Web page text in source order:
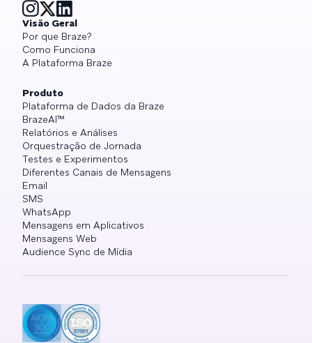
Visão Geral
Por que Braze?
Como Funciona
A Plataforma Braze
Produto
Plataforma de Dados da Braze
BrazeAI™
Relatórios e Análises
Orquestração de Jornada
Testes e Experimentos
Diferentes Canais de Mensagens
Email
SMS
WhatsApp
Mensagens em Aplicativos
Mensagens Web
Audience Sync de Mídia